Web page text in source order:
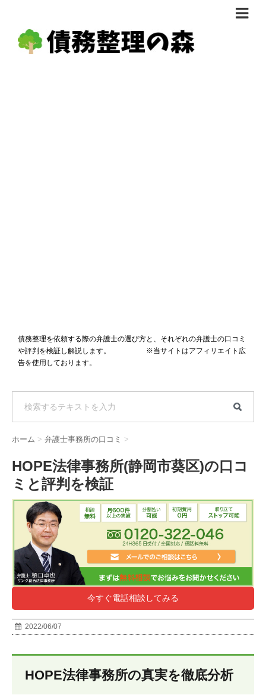
債務整理体験談
債務整理を依頼する際の弁護士の選び方と、それぞれの弁護士の口コミ
や評判を検証し解説します。 ※当サイトはアフィリエイト広
告を使用しております。
ホーム > 弁護士事務所の口コミ >
HOPE法律事務所(静岡市葵区)の口コ
ミと評判を検証
今すぐ電話相談してみる
2022/06/07
HOPE法律事務所の真実を徹底分析